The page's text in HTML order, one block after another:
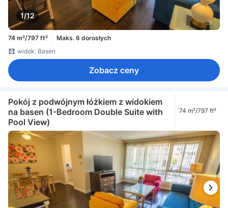
1/12
74 m²/797 ft²
Maks. 6 dorosłych
widok: Basen
Zobacz ceny
Pokój z podwójnym łóżkiem z widokiem
na basen (1-Bedroom Double Suite with
Pool View)
74 m²/797 ft²